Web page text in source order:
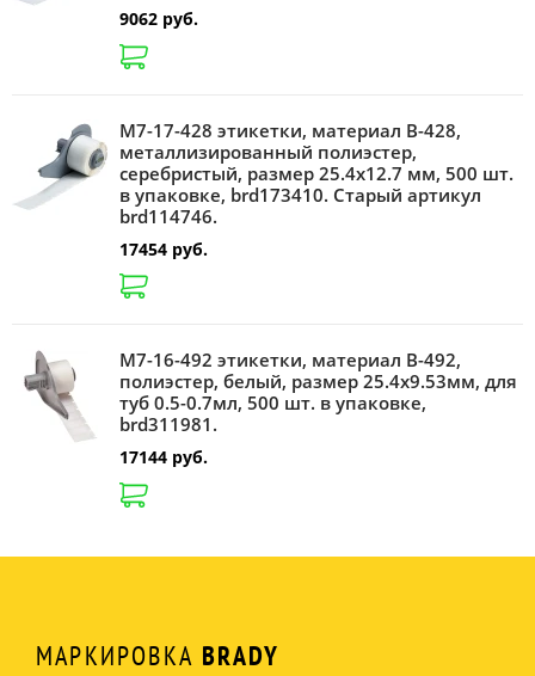
9062 руб.
M7-17-428 этикетки, материал B-428,
металлизированный полиэстер,
серебристый, размер 25.4х12.7 мм, 500 шт.
в упаковке, brd173410. Старый артикул
brd114746.
17454 руб.
M7-16-492 этикетки, материал B-492,
полиэстер, белый, размер 25.4х9.53мм, для
туб 0.5-0.7мл, 500 шт. в упаковке,
brd311981.
17144 руб.
МАРКИРОВКА BRADY